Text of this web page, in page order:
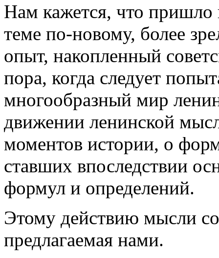
Нам кажется, что пришло
теме по-новому, более
опыт, накопленный
пора, когда следует
многообразный мир
движении ленинской
моментов истории, о
ставших впоследствии
формул и определений.
Этому действию мысли
предлагаемая нами.